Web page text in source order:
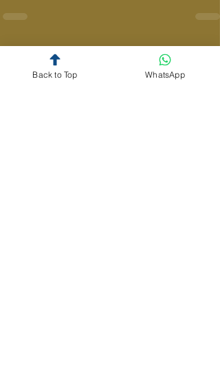
المنشورات الأخيرة إظهار الكل
Back to Top WhatsApp